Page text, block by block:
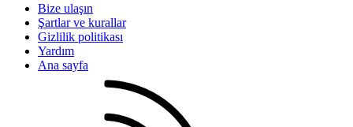
Bize ulaşın
Şartlar ve kurallar
Gizlilik politikası
Yardım
Ana sayfa